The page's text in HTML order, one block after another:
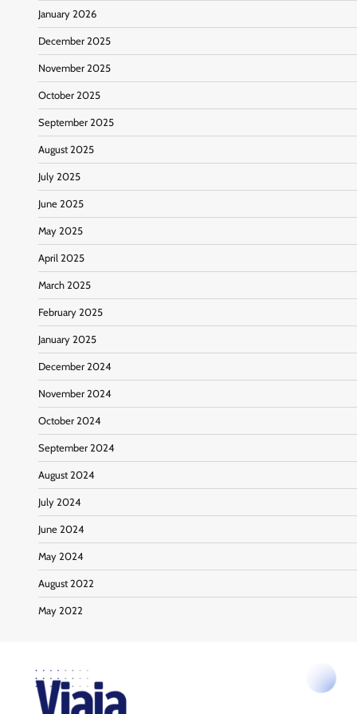
January 2026
December 2025
November 2025
October 2025
September 2025
August 2025
July 2025
June 2025
May 2025
April 2025
March 2025
February 2025
January 2025
December 2024
November 2024
October 2024
September 2024
August 2024
July 2024
June 2024
May 2024
August 2022
May 2022